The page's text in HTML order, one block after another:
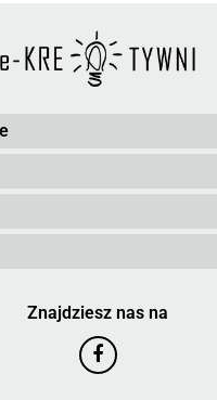
Znajdziesz nas na